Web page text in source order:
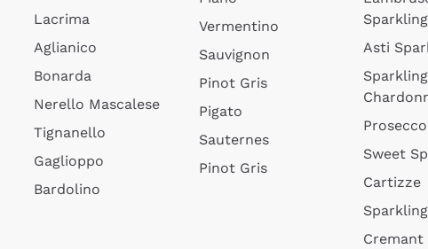
Lacrima
Aglianico
Bonarda
Nerello Mascalese
Tignanello
Gaglioppo
Bardolino
Vermentino
Sauvignon
Pinot Gris
Pigato
Sauternes
Pinot Gris
Asti
Sparkling
Sweet
Cartizze
Cremant